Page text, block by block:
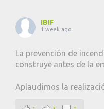
IBIF
1 week ago
La prevención de
construye antes de la
Aplaudimos la